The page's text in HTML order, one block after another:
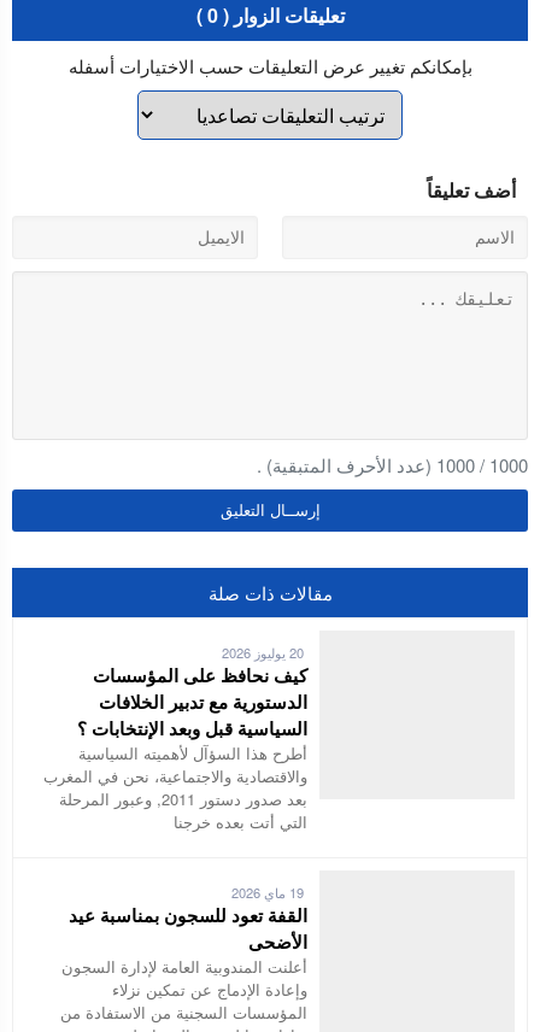
تعليقات الزوار ( 0 )
بإمكانكم تغيير عرض التعليقات حسب الاختيارات أسفله
أضف تعليقاً
1000
/
1000 (عدد الأحرف المتبقية) .
مقالات ذات صلة
20 يوليوز 2026
كيف نحافظ على المؤسسات
الدستورية مع تدبير الخلافات
السياسية قبل وبعد الإنتخابات ؟
أطرح هذا السؤآل لأهميته السياسية
والاقتصادية والاجتماعية، نحن في المغرب
بعد صدور دستور 2011, وعبور المرحلة
التي أتت بعده خرجنا
19 ماي 2026
القفة تعود للسجون بمناسبة عيد
الأضحى
أعلنت المندوبية العامة لإدارة السجون
وإعادة الإدماج عن تمكين نزلاء
المؤسسات السجنية من الاستفادة من